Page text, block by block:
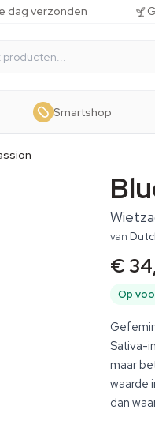
dag verzonden
Smartshop
van
€
Op
Sativa-
maar
waarde
dan